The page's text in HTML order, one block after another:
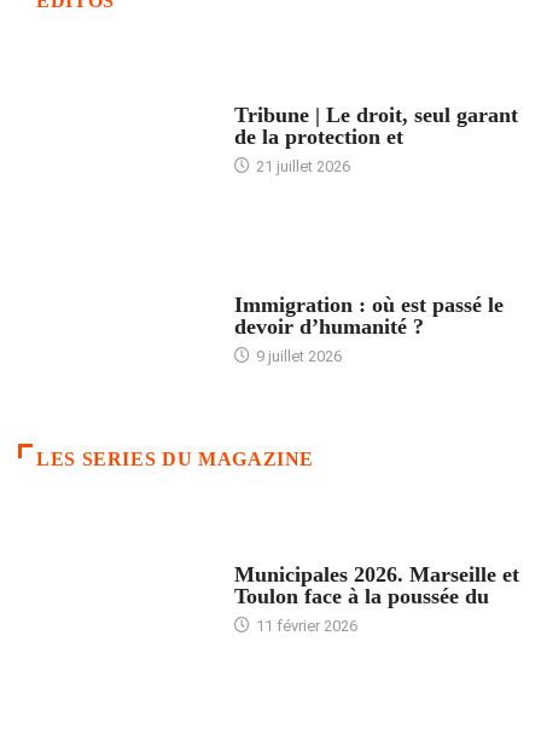
Tribune | Le droit, seul garant
de la protection et
21 juillet 2026
Immigration : où est passé le
devoir d’humanité ?
9 juillet 2026
LES SERIES DU MAGAZINE
Municipales 2026. Marseille et
Toulon face à la poussée du
11 février 2026